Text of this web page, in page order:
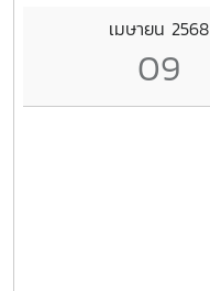
เมษายน 2568
09